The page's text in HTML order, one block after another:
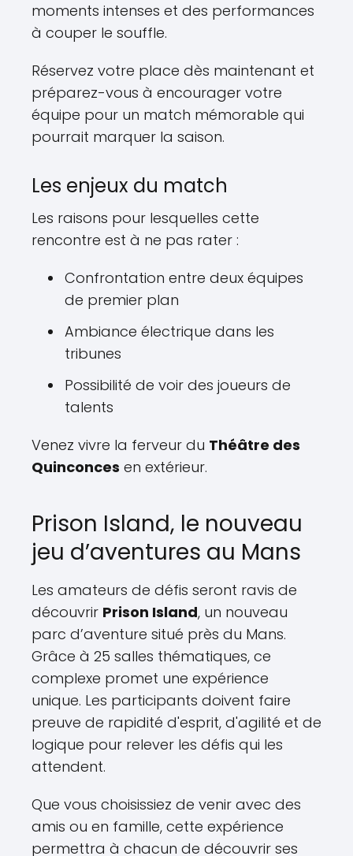
moments intenses et des performances
à couper le souffle.
Réservez votre place dès maintenant et
préparez-vous à encourager votre
équipe pour un match mémorable qui
pourrait marquer la saison.
Les enjeux du match
Les raisons pour lesquelles cette
rencontre est à ne pas rater :
Confrontation entre deux équipes
de premier plan
Ambiance électrique dans les
tribunes
Possibilité de voir des joueurs de
talents
Venez vivre la ferveur du Théâtre des
Quinconces en extérieur.
Prison Island, le nouveau
jeu d’aventures au Mans
Les amateurs de défis seront ravis de
découvrir Prison Island, un nouveau
parc d’aventure situé près du Mans.
Grâce à 25 salles thématiques, ce
complexe promet une expérience
unique. Les participants doivent faire
preuve de rapidité d'esprit, d'agilité et de
logique pour relever les défis qui les
attendent.
Que vous choisissiez de venir avec des
amis ou en famille, cette expérience
permettra à chacun de découvrir ses